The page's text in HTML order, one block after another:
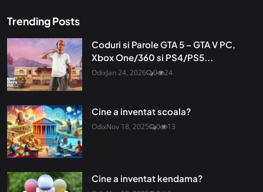
Trending Posts
Coduri si Parole GTA 5 – GTA V PC,
Xbox One/360 si PS4/PS5...
OdixJan 24, 2026 0 24
Cine a inventat scoala?
OdixNov 18, 2025 0 13
Cine a inventat kendama?